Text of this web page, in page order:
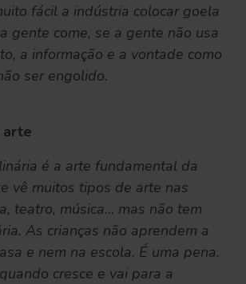
fácil a indústria colocar goela
gente come, se a gente não usa
a informação e a vontade como
ser engolido.
arte
é a arte fundamental da
vê muitos tipos de arte nas
teatro, música… mas não tem
As crianças não aprendem a
e nem na escola. É uma pena.
cresce e vai para a